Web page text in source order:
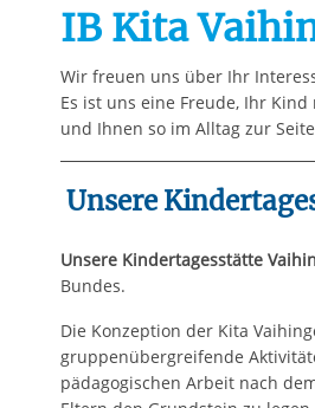
IB Kita
Wir freuen uns über Ihr
Es ist uns eine Freude, Ihr
und Ihnen so im Alltag zur
Unsere
Unsere Kindertagesstätte
Bundes.
Die Konzeption der Kita
gruppenübergreifende
pädagogischen Arbeit nach